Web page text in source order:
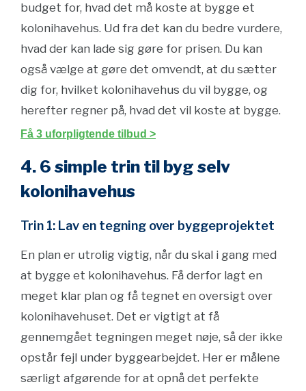
budget for, hvad det må koste at bygge et
kolonihavehus. Ud fra det kan du bedre vurdere,
hvad der kan lade sig gøre for prisen. Du kan
også vælge at gøre det omvendt, at du sætter
dig for, hvilket kolonihavehus du vil bygge, og
herefter regner på, hvad det vil koste at bygge.
Få 3 uforpligtende tilbud >
4. 6 simple trin til byg selv
kolonihavehus
Trin 1: Lav en tegning over byggeprojektet
En plan er utrolig vigtig, når du skal i gang med
at bygge et kolonihavehus. Få derfor lagt en
meget klar plan og få tegnet en oversigt over
kolonihavehuset. Det er vigtigt at få
gennemgået tegningen meget nøje, så der ikke
opstår fejl under byggearbejdet. Her er målene
særligt afgørende for at opnå det perfekte